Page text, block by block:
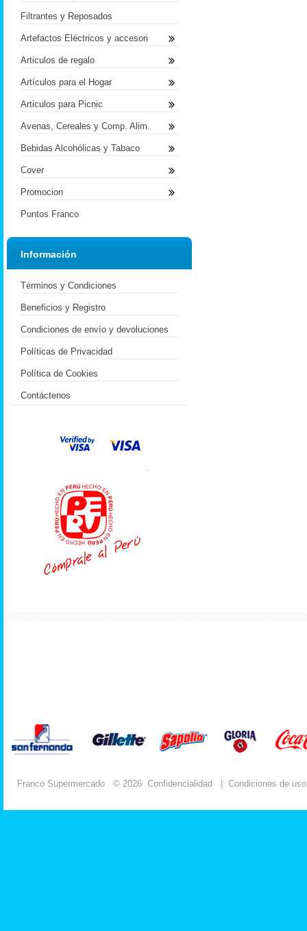
Filtrantes y Reposados
Artefactos Eléctricos y accesori
Articulos de regalo
Artículos para el Hogar
Articulos para Picnic
Avenas, Cereales y Comp. Alim.
Bebidas Alcohólicas y Tabaco
Cover
Promocion
Puntos Franco
Información
Términos y Condiciones
Beneficios y Registro
Condiciones de envío y devoluciones
Políticas de Privacidad
Política de Cookies
Contáctenos
.
Franco Supermercado © 2026 Confidencialidad Condiciones de uso